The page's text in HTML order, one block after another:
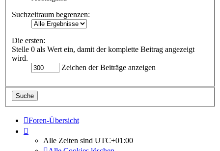
Suchzeitraum begrenzen:
Die ersten:
Stelle 0 als Wert ein, damit der komplette Beitrag angezeigt
wird.
Zeichen der Beiträge anzeigen
Foren-Übersicht
Alle Zeiten sind UTC+01:00